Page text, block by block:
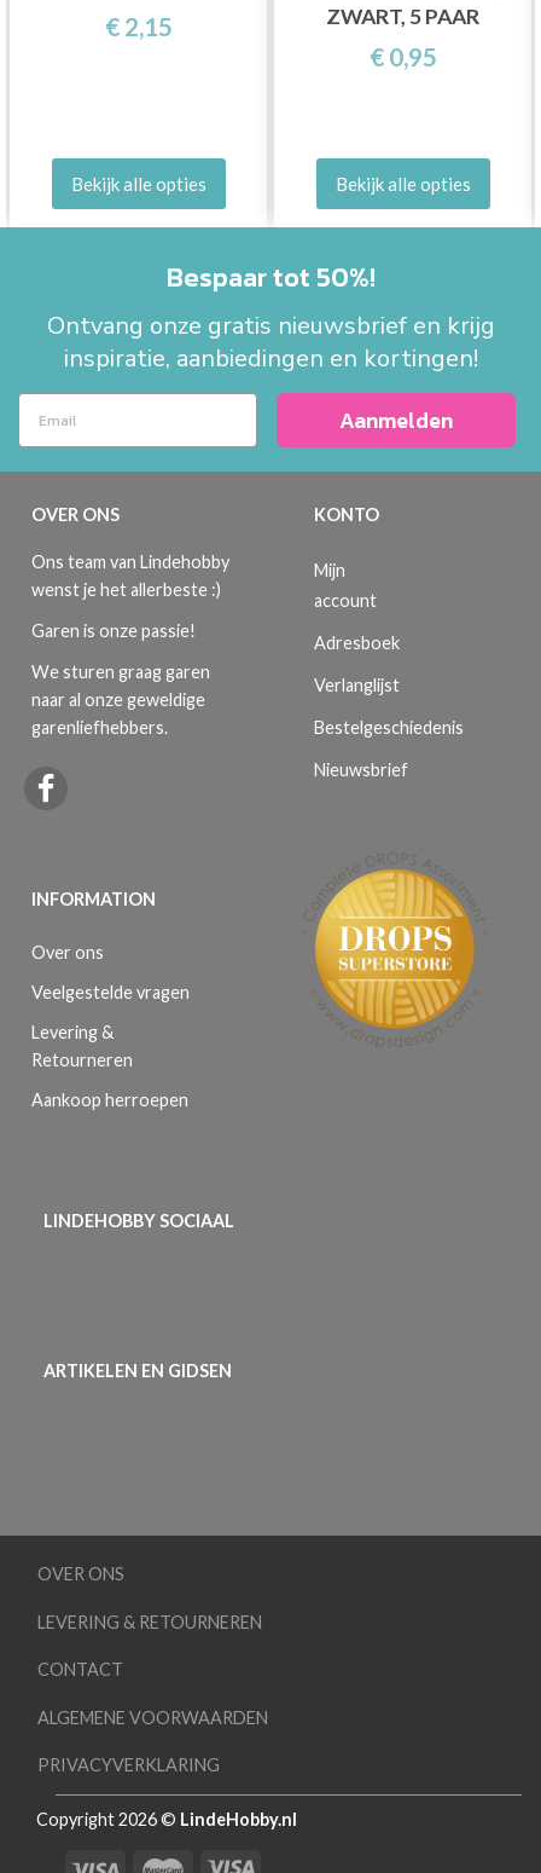
€ 2,15
Bekijk alle opties
ZWART, 5 PAAR
€ 0,95
Bekijk alle opties
Bespaar tot 50%!
Ontvang onze gratis nieuwsbrief en krijg
inspiratie, aanbiedingen en kortingen!
Aanmelden
OVER ONS
Ons team van Lindehobby
wenst je het allerbeste :)
Garen is onze passie!
We sturen graag garen
naar al onze geweldige
garenliefhebbers.
INFORMATION
Over ons
Veelgestelde vragen
Levering &
Retourneren
Aankoop herroepen
KONTO
Mijn
account
Adresboek
Verlanglijst
Bestelgeschiedenis
Nieuwsbrief
LINDEHOBBY SOCIAAL
ARTIKELEN EN GIDSEN
OVER ONS
LEVERING & RETOURNEREN
CONTACT
ALGEMENE VOORWAARDEN
PRIVACYVERKLARING
Copyright 2026 © LindeHobby.nl